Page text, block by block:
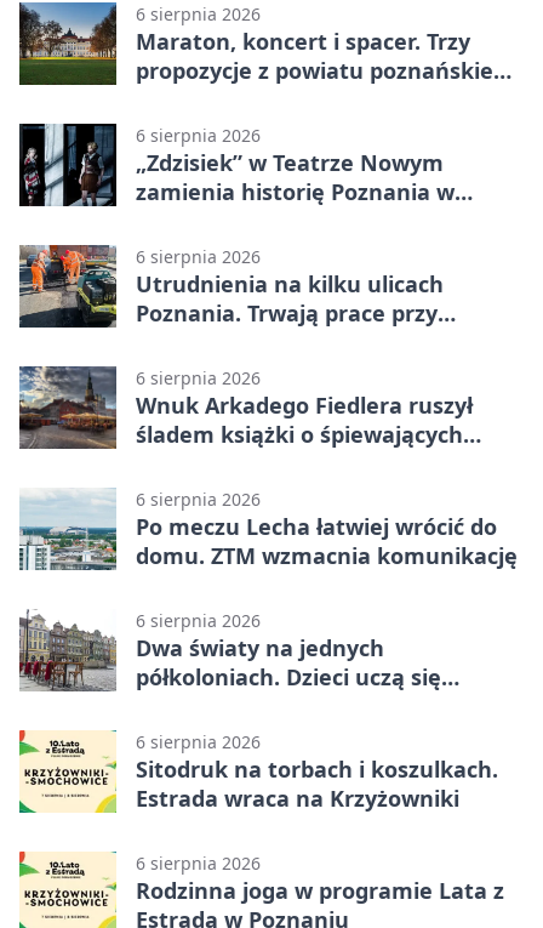
6 sierpnia 2026
Maraton, koncert i spacer. Trzy
propozycje z powiatu poznańskiego
6 sierpnia 2026
„Zdzisiek” w Teatrze Nowym
zamienia historię Poznania w
6 sierpnia 2026
Utrudnienia na kilku ulicach
Poznania. Trwają prace przy
6 sierpnia 2026
Wnuk Arkadego Fiedlera ruszył
śladem książki o śpiewających
6 sierpnia 2026
Po meczu Lecha łatwiej wrócić do
domu. ZTM wzmacnia komunikację
6 sierpnia 2026
Dwa światy na jednych
półkoloniach. Dzieci uczą się
6 sierpnia 2026
Sitodruk na torbach i koszulkach.
Estrada wraca na Krzyżowniki
6 sierpnia 2026
Rodzinna joga w programie Lata z
Estradą w Poznaniu